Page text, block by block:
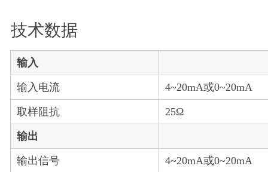
输入
输入电流 4~20mA或0~20mA
取样阻抗 25Ω
输出
输出信号 4~20mA或0~20mA
技术数据